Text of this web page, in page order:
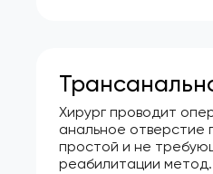
Хирург проводит
анальное отверстие
простой и не
реабилитации метод.